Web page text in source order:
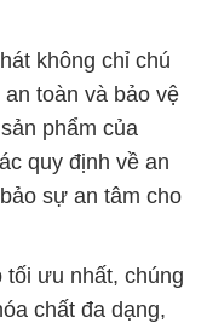
không chỉ chú
toàn và bảo vệ
phẩm của
quy định về an
sự an tâm cho
tối ưu nhất, chúng
chất đa dạng,